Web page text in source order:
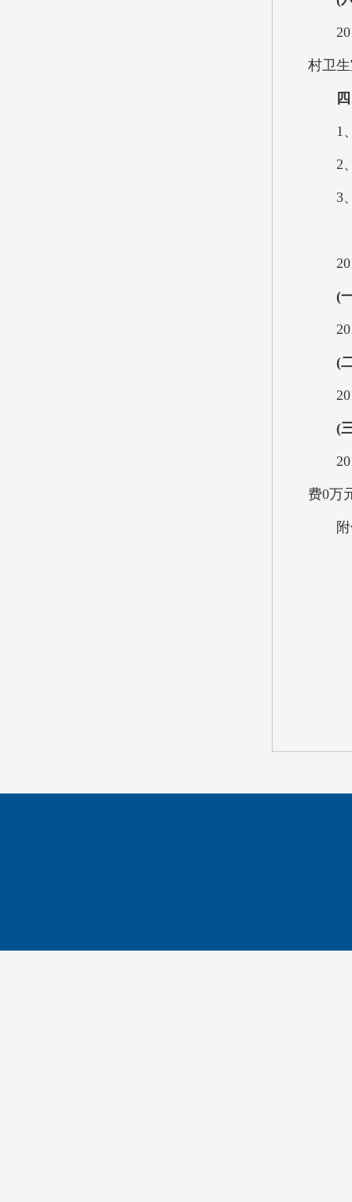
2018
村卫
1、
2、
3、
2018
(
2018
(
2018
(
2018
费0万
附